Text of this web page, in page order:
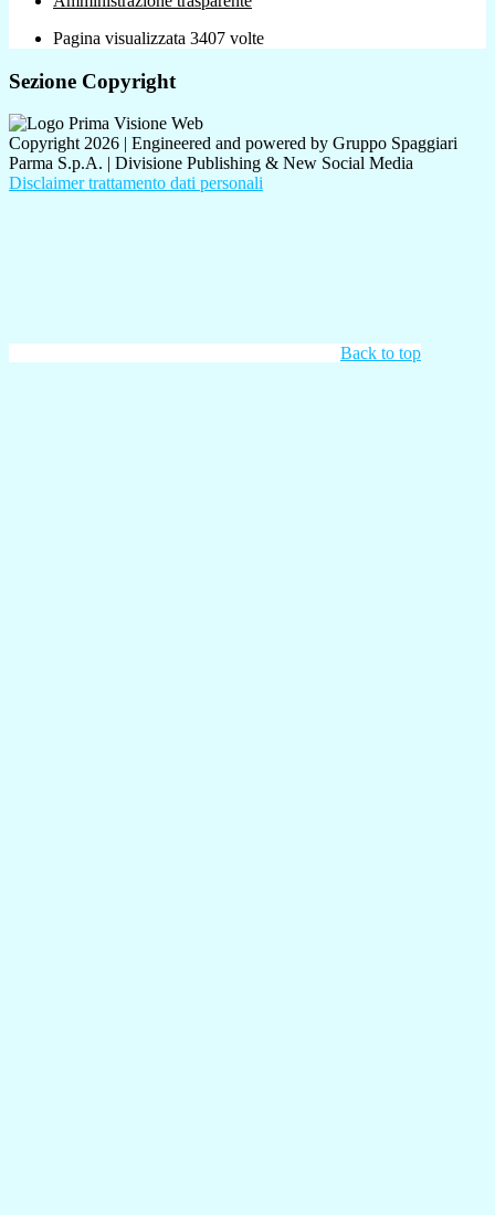
Pagina visualizzata 3407 volte
Sezione Copyright
Copyright 2026 | Engineered and powered by Gruppo Spaggiari
Parma S.p.A. | Divisione Publishing & New Social Media
Disclaimer trattamento dati personali
Back to top